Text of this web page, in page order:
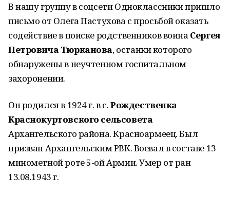
В нашу группу в соцсети Одноклассники пришло
письмо от Олега Пастухова с просьбой оказать
содействие в поиске родственников воина Сергея
Петровича Тюрканова, останки которого
обнаружены в неучтенном госпитальном
захоронении.
Он родился в 1924 г. в с.Рождественка
Краснокуртовского сельсовета
Архангельского района. Красноармеец. Был
призван Архангельским РВК. Воевал в составе 13
минометной роте 5-ой Армии. Умер от ран
13.08.1943 г.